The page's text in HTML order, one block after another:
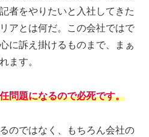
者をやりたいと入社してきた
アとは何だ。この会社ではで
に訴え掛けるものまで、まぁ
ます。
問題になるので必死です。
のではなく、もちろん会社の